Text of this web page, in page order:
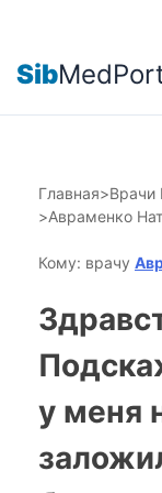
Sib
Главная>Врачи
>Авраменко
Кому: врачу
у меня